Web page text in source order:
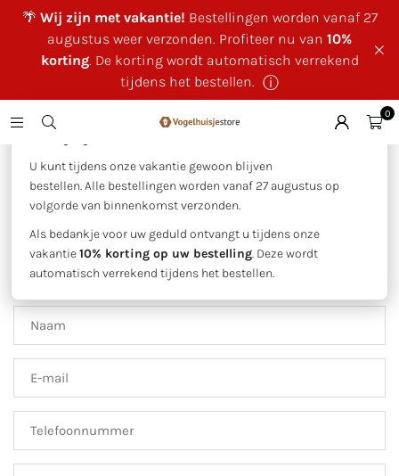
🌴 Wij zijn met vakantie! Bestellingen worden vanaf 27
augustus weer verzonden. Profiteer nu van 10%
korting. De korting wordt automatisch verrekend
tijdens het bestellen. ⓘ
×
U kunt tijdens onze vakantie gewoon blijven
bestellen. Alle bestellingen worden vanaf 27 augustus op
volgorde van binnenkomst verzonden.
Als bedankje voor uw geduld ontvangt u tijdens onze
vakantie10% korting op uw bestelling. Deze wordt
automatisch verrekend tijdens het bestellen.
0
Huis | Contact
Contact Us
Get in touch and let us know how we can help. Have a
question but aren’t sure who to contact? Get in touch and a
member of our team will reach out to you.